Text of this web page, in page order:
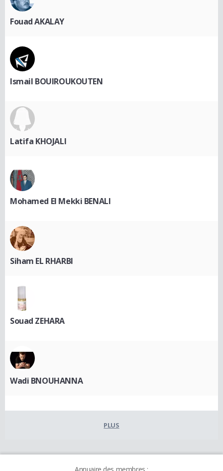
Fouad AKALAY
Ismail BOUIROUKOUTEN
Latifa KHOJALI
Mohamed El Mekki BENALI
Siham EL RHARBI
Souad ZEHARA
Wadi BNOUHANNA
PLUS